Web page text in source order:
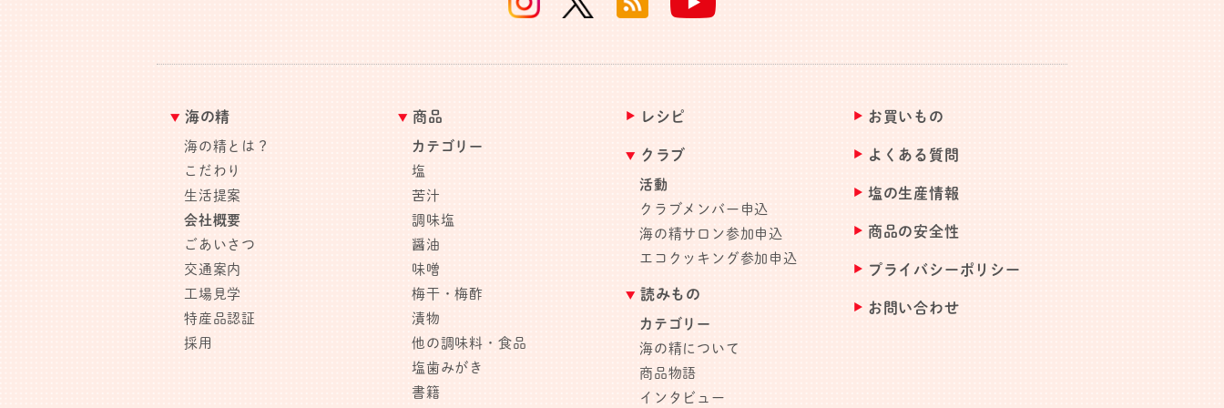
海の精
海の精とは？
こだわり
生活提案
会社概要
ごあいさつ
交通案内
工場見学
特産品認証
採用
商品
カテゴリー
塩
苦汁
調味塩
醤油
味噌
梅干・梅酢
漬物
他の調味料・食品
塩歯みがき
書籍
レシピ
クラブ
活動
クラブメンバー申込
海の精サロン参加申込
エコクッキング参加申込
読みもの
カテゴリー
海の精について
商品物語
インタビュー
お買いもの
よくある質問
塩の生産情報
商品の安全性
プライバシーポリシー
お問い合わせ